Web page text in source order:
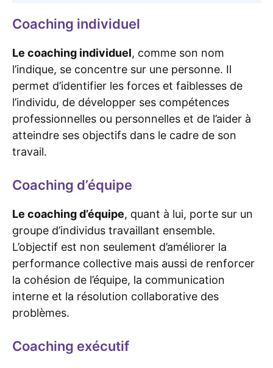
Coaching individuel
Le coaching individuel, comme son nom
l’indique, se concentre sur une personne. Il
permet d’identifier les forces et faiblesses de
l’individu, de développer ses compétences
professionnelles ou personnelles et de l’aider à
atteindre ses objectifs dans le cadre de son
travail.
Coaching d’équipe
Le coaching d’équipe, quant à lui, porte sur un
groupe d’individus travaillant ensemble.
L’objectif est non seulement d’améliorer la
performance collective mais aussi de renforcer
la cohésion de l’équipe, la communication
interne et la résolution collaborative des
problèmes.
Coaching exécutif